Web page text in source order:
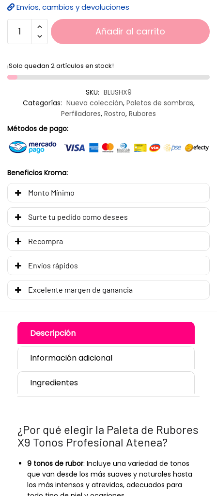
Envíos, cambios y devoluciones
Añadir al carrito
¡Solo quedan 2 artículos en stock!
SKU: BLUSHX9
Categorías: Nueva colección, Paletas de sombras,
Perfiladores, Rostro, Rubores
Métodos de pago:
Beneficios Kroma:
Monto Mínimo
Surte tu pedido como desees
Recompra
Envíos rápidos
Excelente margen de ganancia
Descripción
Información adicional
Ingredientes
¿Por qué elegir la Paleta de Rubores
X9 Tonos Profesional Atenea?
9 tonos de rubor: Incluye una variedad de tonos
que van desde los más suaves y naturales hasta
los más intensos y atrevidos, adecuados para